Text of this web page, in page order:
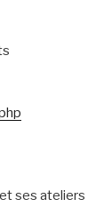
ses ateliers